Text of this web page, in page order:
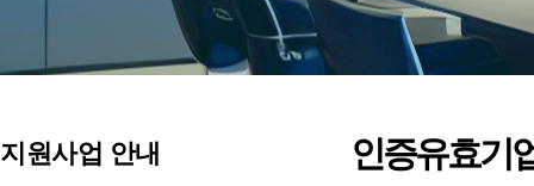
제도 도입 혜택
지원사업 안내 인증유효기